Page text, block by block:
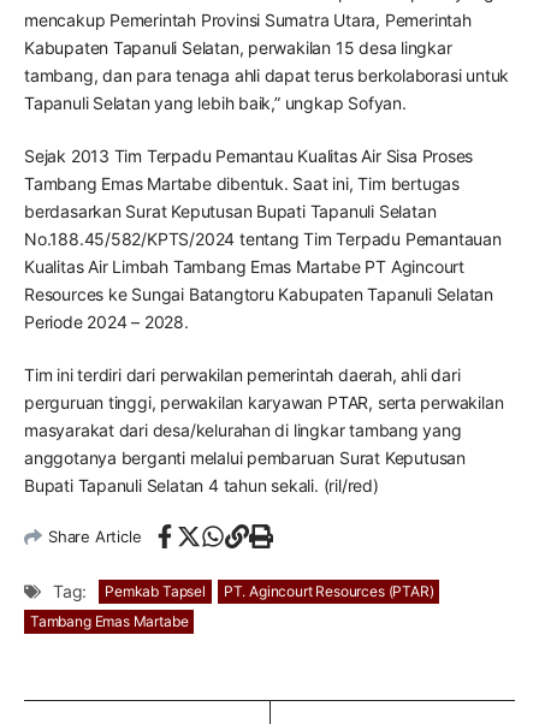
mencakup Pemerintah Provinsi Sumatra Utara, Pemerintah
Kabupaten Tapanuli Selatan, perwakilan 15 desa lingkar
tambang, dan para tenaga ahli dapat terus berkolaborasi untuk
Tapanuli Selatan yang lebih baik,” ungkap Sofyan.
Sejak 2013 Tim Terpadu Pemantau Kualitas Air Sisa Proses
Tambang Emas Martabe dibentuk. Saat ini, Tim bertugas
berdasarkan Surat Keputusan Bupati Tapanuli Selatan
No.188.45/582/KPTS/2024 tentang Tim Terpadu Pemantauan
Kualitas Air Limbah Tambang Emas Martabe PT Agincourt
Resources ke Sungai Batangtoru Kabupaten Tapanuli Selatan
Periode 2024 – 2028.
Tim ini terdiri dari perwakilan pemerintah daerah, ahli dari
perguruan tinggi, perwakilan karyawan PTAR, serta perwakilan
masyarakat dari desa/kelurahan di lingkar tambang yang
anggotanya berganti melalui pembaruan Surat Keputusan
Bupati Tapanuli Selatan 4 tahun sekali. (ril/red)
Share Article
Tag: Pemkab Tapsel
PT. Agincourt Resources (PTAR)
Tambang Emas Martabe